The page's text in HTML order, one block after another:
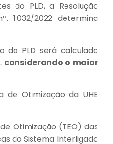
do PLD, a Resolução
1.032/2022 determina
do PLD será calculado
considerando o maior
de Otimização da UHE
Otimização (TEO) das
do Sistema Interligado